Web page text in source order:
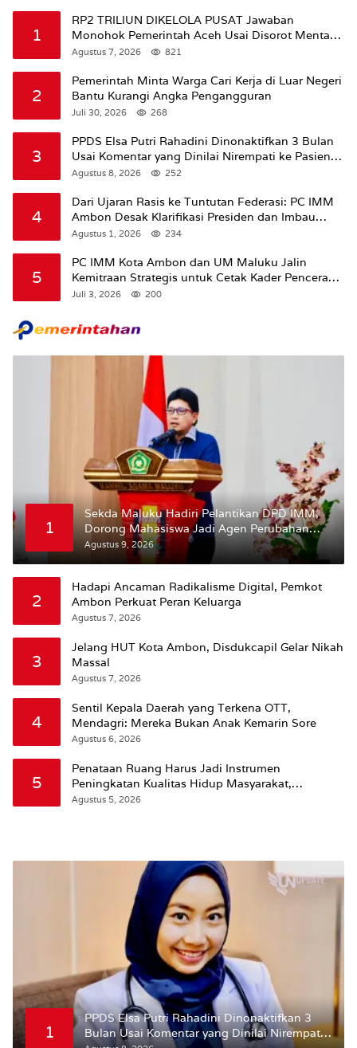
1
RP2 TRILIUN DIKELOLA PUSAT Jawaban
Monohok Pemerintah Aceh Usai Disorot Mentan
Amran Soal Dana Pertanian
Agustus 7, 2026 821
2
Pemerintah Minta Warga Cari Kerja di Luar Negeri
Bantu Kurangi Angka Pengangguran
Juli 30, 2026 268
3
PPDS Elsa Putri Rahadini Dinonaktifkan 3 Bulan
Usai Komentar yang Dinilai Nirempati ke Pasien
BPJS
Agustus 8, 2026 252
4
Dari Ujaran Rasis ke Tuntutan Federasi: PC IMM
Ambon Desak Klarifikasi Presiden dan Imbau
Tunda Pengibaran Bendera Merah Putih Di
Agustus 1, 2026 234
5
PC IMM Kota Ambon dan UM Maluku Jalin
Kemitraan Strategis untuk Cetak Kader Pencerah
Bangsa “Membangun Peradaban dari Kampus”
Juli 3, 2026 200
1
Sekda Maluku Hadiri Pelantikan DPD IMM,
Dorong Mahasiswa Jadi Agen Perubahan
dan Mitra Strategis Pemerintah
Agustus 9, 2026
2
Hadapi Ancaman Radikalisme Digital, Pemkot
Ambon Perkuat Peran Keluarga
Agustus 7, 2026
3
Jelang HUT Kota Ambon, Disdukcapil Gelar Nikah
Massal
Agustus 7, 2026
4
Sentil Kepala Daerah yang Terkena OTT,
Mendagri: Mereka Bukan Anak Kemarin Sore
Agustus 6, 2026
5
Penataan Ruang Harus Jadi Instrumen
Peningkatan Kualitas Hidup Masyarakat,
Wattimena: Revisi RT-RW Ditetapkan Pemkot
Agustus 5, 2026
1
PPDS Elsa Putri Rahadini Dinonaktifkan 3
Bulan Usai Komentar yang Dinilai Nirempati